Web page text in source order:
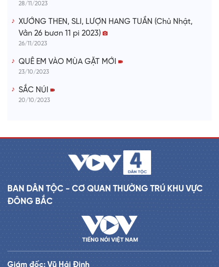
28/11/2023
XƯỚNG THEN, SLI, LƯỢN HANG TUẦN (Chủ Nhật,
Vằn 26 bươn 11 pi 2023)
26/11/2023
QUÊ EM VÀO MÙA GẶT MỚI
23/10/2023
SẮC NÚI
20/10/2023
BAN DÂN TỘC - CƠ QUAN THƯỜNG TRÚ KHU VỰC
ĐÔNG BẮC
Giám đốc: Vũ Hải Định